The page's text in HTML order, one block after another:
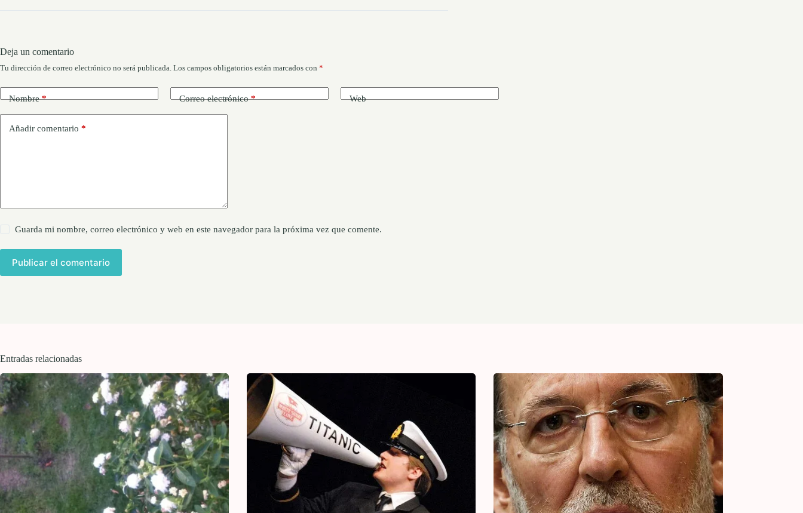
Deja un comentario
Tu dirección de correo electrónico no será publicada. Los campos obligatorios están marcados con *
Nombre* Correo electrónico* Web
Añadir comentario *
Guarda mi nombre, correo electrónico y web en este navegador para la próxima vez que comente.
Publicar el comentario
Entradas relacionadas